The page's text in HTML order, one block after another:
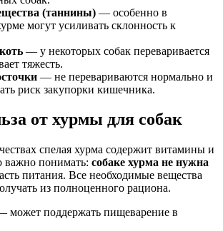
(таннины) — особенно в
могут усиливать склонность к
— у некоторых собак переваривается
тяжесть.
— не перевариваются нормально и
риск закупорки кишечника.
от хурмы для собак
спелая хурма содержит витамины и
важно понимать: собаке хурма не нужна
питания. Все необходимые вещества
из полноценного рациона.
может поддержать пищеварение в